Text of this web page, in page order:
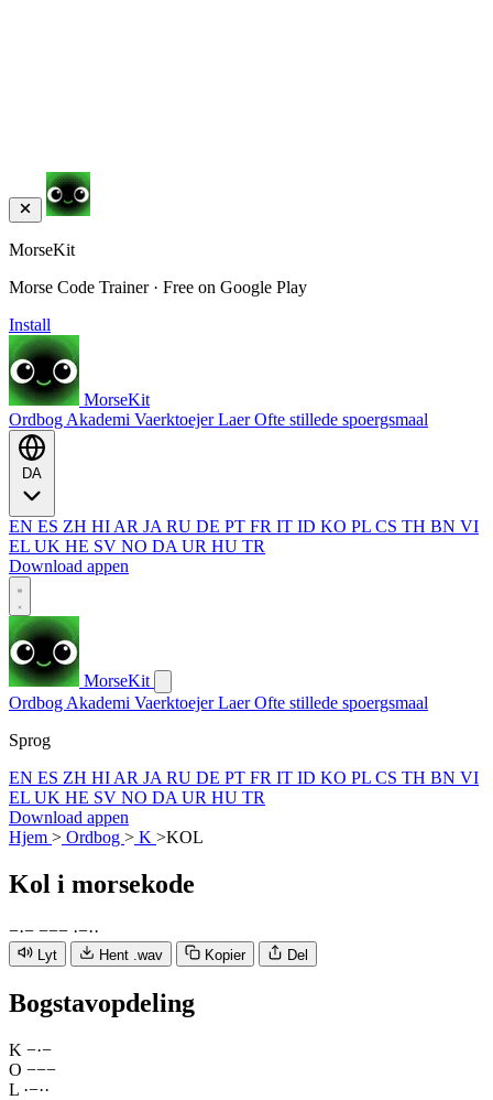
MorseKit
Morse Code Trainer · Free on Google Play
Install
MorseKit
Ordbog Akademi VaerktoejerLaerOfte stillede spoergsmaal
EN ES ZH HI AR JA RU DE PT FR IT ID KO PL CS TH BN VI
EL UK HE SV NO DA UR HU TR
Download appen
MorseKit
Ordbog Akademi VaerktoejerLaerOfte stillede spoergsmaal
Sprog
EN ES ZH HI AR JA RU DE PT FR IT ID KO PL CS TH BN VI
EL UK HE SV NO DA UR HU TR
Download appen
Hjem > Ordbog > K >KOL
Kol i morsekode
−·− −−− ·−··
Lyt Hent .wav Kopier Del
Bogstavopdeling
K −·−
O −−−
L ·−··